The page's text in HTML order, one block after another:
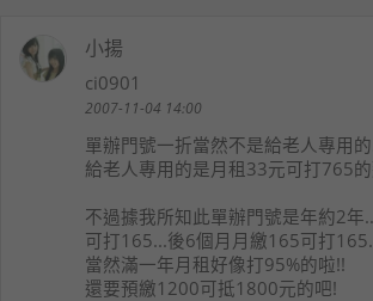
小揚
ci0901
2007-11-04 14:00
單辦門號一折當然不是給老人專用
給老人專用的是月租33元可打765
不過據我所知此單辦門號是年約2年
可打165...後6個月月繳165可打
當然滿一年月租好像打95%的啦!!
還要預繳1200可抵1800元的吧!